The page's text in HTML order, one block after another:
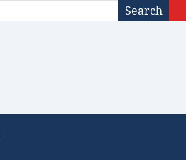
Search